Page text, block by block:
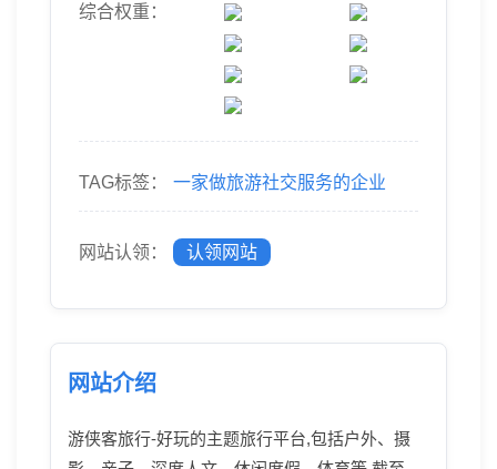
综合权重：
TAG标签： 一家做旅游社交服务的企业
网站认领： 认领网站
网站介绍
游侠客旅行-好玩的主题旅行平台,包括户外、摄